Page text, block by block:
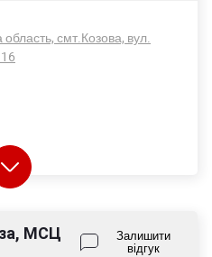
смт.Козова, вул.
МСЦ
Залишити
відгук